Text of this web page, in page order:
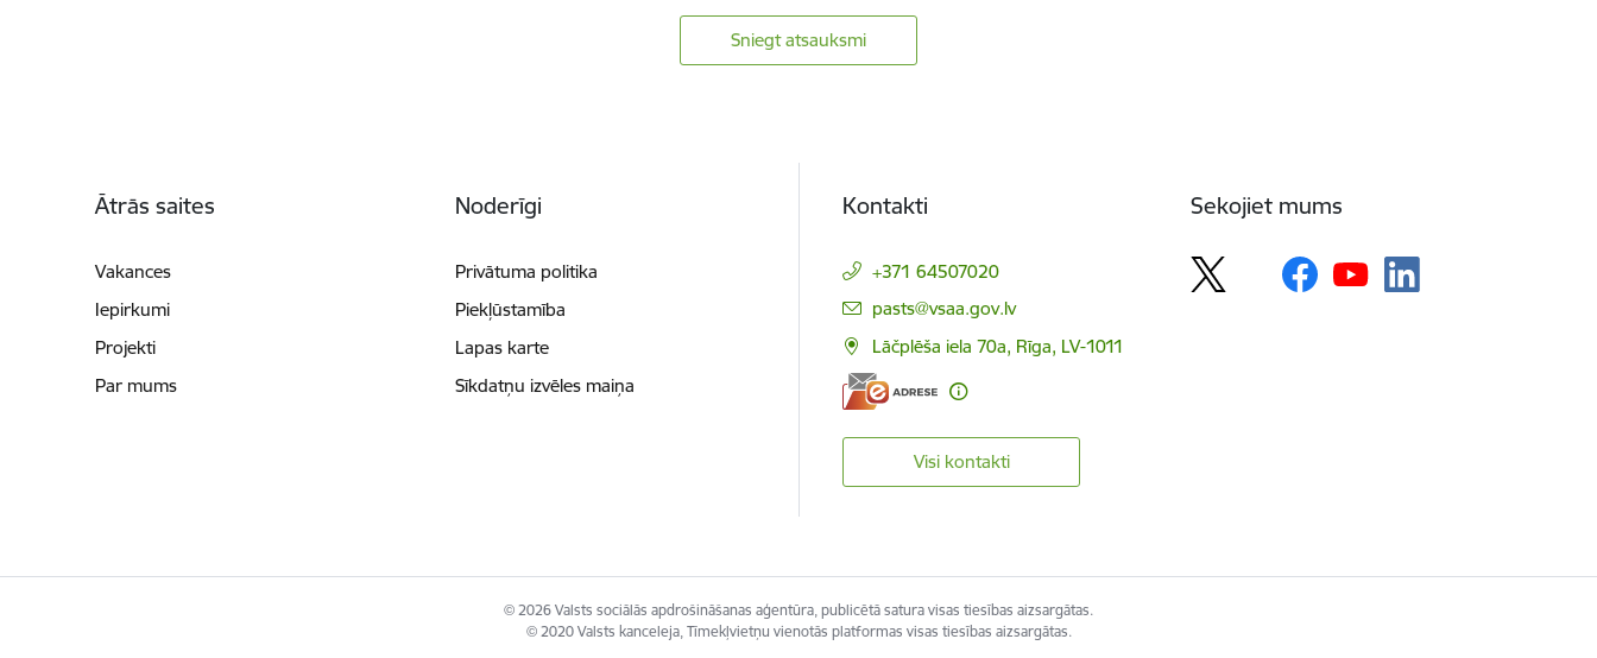
Sniegt atsauksmi
Ātrās saites
Vakances
Iepirkumi
Projekti
Par mums
Noderīgi
Privātuma politika
Piekļūstamība
Lapas karte
Sīkdatņu izvēles maiņa
Kontakti
+371 64507020
E-pasts:
pasts@vsaa.gov.lv
Lāčplēša iela 70a, Rīga, LV-1011
Visi kontakti
Sekojiet mums
© 2026 Valsts sociālās apdrošināšanas aģentūra, publicētā satura visas tiesības aizsargātas.
© 2020 Valsts kanceleja, Tīmekļvietņu vienotās platformas visas tiesības aizsargātas.